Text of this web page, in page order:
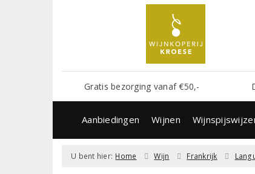
Gratis bezorging vanaf €50,-
Aanbiedingen Wijnen
U bent hier: Home Wijn Frankrijk